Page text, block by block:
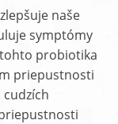
naše
symptómy
tohto probiotika
priepustnosti